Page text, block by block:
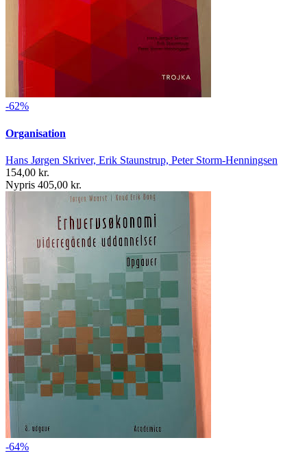
-62%
Organisation
Hans Jørgen Skriver, Erik Staunstrup, Peter Storm-Henningsen
154,00 kr.
Nypris 405,00 kr.
-64%